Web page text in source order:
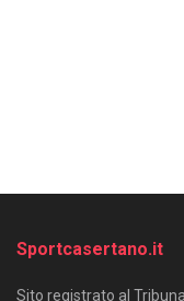
Sportcasertano.it
Sito registrato al